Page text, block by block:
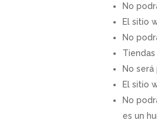
No
El sitio
No
No
El sitio
No
es un